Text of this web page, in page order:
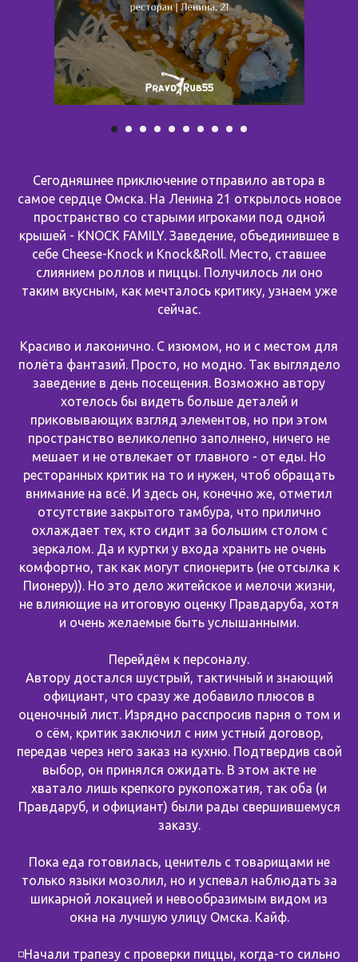
Сегодняшнее приключение отправило автора в
самое сердце Омска. На Ленина 21 открылось новое
пространство со старыми игроками под одной
крышей - KNOCK FAMILY. Заведение, объединившее в
себе Cheese-Knock и Knock&Roll. Место, ставшее
слиянием роллов и пиццы. Получилось ли оно
таким вкусным, как мечталось критику, узнаем уже
сейчас.
Красиво и лаконично. С изюмом, но и с местом для
полёта фантазий. Просто, но модно. Так выглядело
заведение в день посещения. Возможно автору
хотелось бы видеть больше деталей и
приковывающих взгляд элементов, но при этом
пространство великолепно заполнено, ничего не
мешает и не отвлекает от главного - от еды. Но
ресторанных критик на то и нужен, чтоб обращать
внимание на всё. И здесь он, конечно же, отметил
отсутствие закрытого тамбура, что прилично
охлаждает тех, кто сидит за большим столом с
зеркалом. Да и куртки у входа хранить не очень
комфортно, так как могут спионерить (не отсылка к
Пионеру)). Но это дело житейское и мелочи жизни,
не влияющие на итоговую оценку Правдаруба, хотя
и очень желаемые быть услышанными.
Перейдём к персоналу.
Автору достался шустрый, тактичный и знающий
официант, что сразу же добавило плюсов в
оценочный лист. Изрядно расспросив парня о том и
о сём, критик заключил с ним устный договор,
передав через него заказ на кухню. Подтвердив свой
выбор, он принялся ожидать. В этом акте не
хватало лишь крепкого рукопожатия, так оба (и
Правдаруб, и официант) были рады свершившемуся
заказу.
Пока еда готовилась, ценитель с товарищами не
только языки мозолил, но и успевал наблюдать за
шикарной локацией и невообразимым видом из
окна на лучшую улицу Омска. Кайф.
◽️Начали трапезу с проверки пиццы, когда-то сильно